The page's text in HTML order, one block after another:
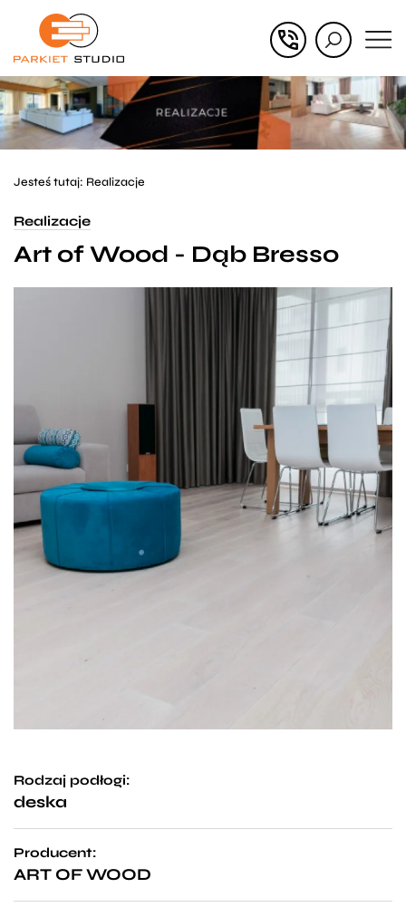
Przejdź
głównego
Przejdź
menu
w
stopce
Jesteś tutaj: Realizacje
Realizacje
Art of Wood - Dąb Bresso
Rodzaj podłogi:
deska
Producent:
ART OF WOOD